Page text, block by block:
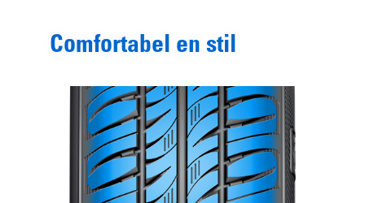
Comfortabel en stil